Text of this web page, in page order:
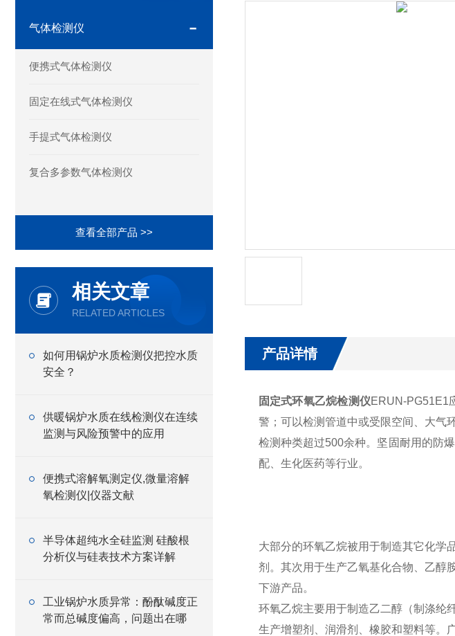
气体检测仪
便携式气体检测仪
固定在线式气体检测仪
手提式气体检测仪
复合多参数气体检测仪
查看全部产品 >>
相关文章
RELATED ARTICLES
如何用锅炉水质检测仪把控水质
安全？
供暖锅炉水质在线检测仪在连续
监测与风险预警中的应用
便携式溶解氧测定仪,微量溶解
氧检测仪|仪器文献
半导体超纯水全硅监测 硅酸根
分析仪与硅表技术方案详解
工业锅炉水质异常：酚酞碱度正
常而总碱度偏高，问题出在哪
产品详情
固定式环氧乙烷检测仪ERUN-PG51E1
警；可以检测管道中或受限空间、大气
检测种类超过500余种。坚固耐用的防
配、生化医药等行业。
大部分的环氧乙烷被用于制造其它化学
剂。其次用于生产乙氧基化合物、乙醇
下游产品。
环氧乙烷主要用于制造乙二醇（制涤纶
生产增塑剂、润滑剂、橡胶和塑料等。